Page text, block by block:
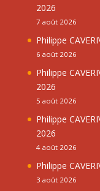
2026
7 août 2026
Philippe
6 août 2026
Philippe
2026
5 août 2026
Philippe
2026
4 août 2026
Philippe
3 août 2026